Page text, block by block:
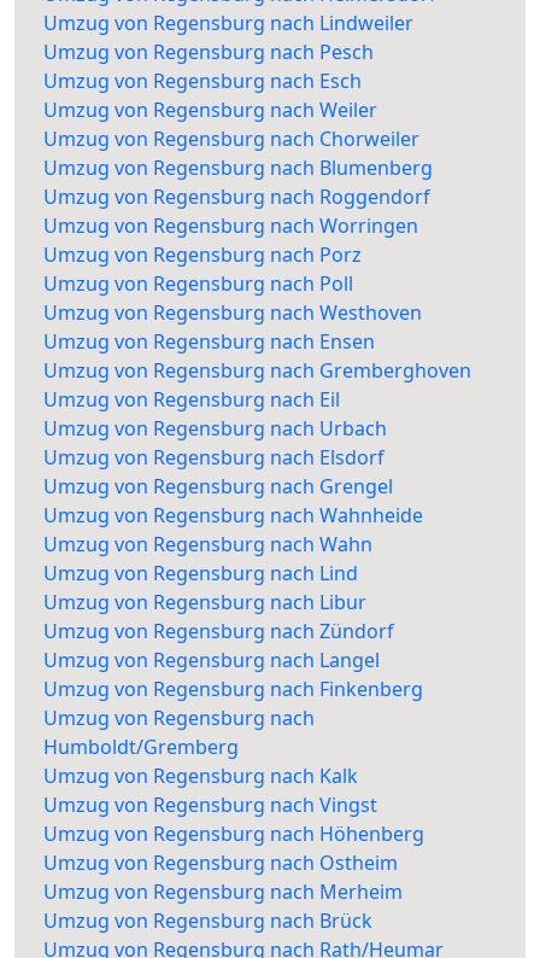
Umzug von Regensburg nach Lindweiler
Umzug von Regensburg nach Pesch
Umzug von Regensburg nach Esch
Umzug von Regensburg nach Weiler
Umzug von Regensburg nach Chorweiler
Umzug von Regensburg nach Blumenberg
Umzug von Regensburg nach Roggendorf
Umzug von Regensburg nach Worringen
Umzug von Regensburg nach Porz
Umzug von Regensburg nach Poll
Umzug von Regensburg nach Westhoven
Umzug von Regensburg nach Ensen
Umzug von Regensburg nach Gremberghoven
Umzug von Regensburg nach Eil
Umzug von Regensburg nach Urbach
Umzug von Regensburg nach Elsdorf
Umzug von Regensburg nach Grengel
Umzug von Regensburg nach Wahnheide
Umzug von Regensburg nach Wahn
Umzug von Regensburg nach Lind
Umzug von Regensburg nach Libur
Umzug von Regensburg nach Zündorf
Umzug von Regensburg nach Langel
Umzug von Regensburg nach Finkenberg
Umzug von Regensburg nach
Humboldt/Gremberg
Umzug von Regensburg nach Kalk
Umzug von Regensburg nach Vingst
Umzug von Regensburg nach Höhenberg
Umzug von Regensburg nach Ostheim
Umzug von Regensburg nach Merheim
Umzug von Regensburg nach Brück
Umzug von Regensburg nach Rath/Heumar